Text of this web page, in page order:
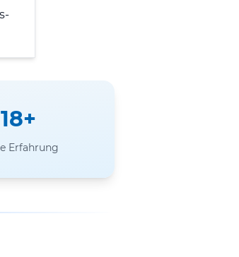
18+
Erfahrung